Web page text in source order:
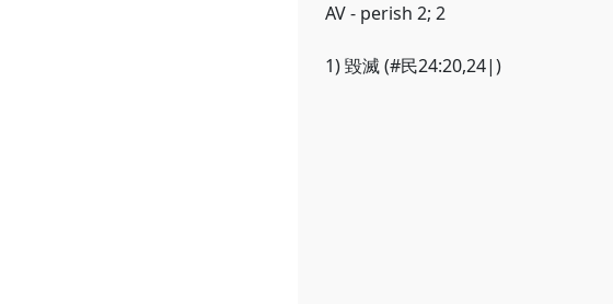
AV - perish 2; 2
1) 毀滅 (#民24:20,24|)